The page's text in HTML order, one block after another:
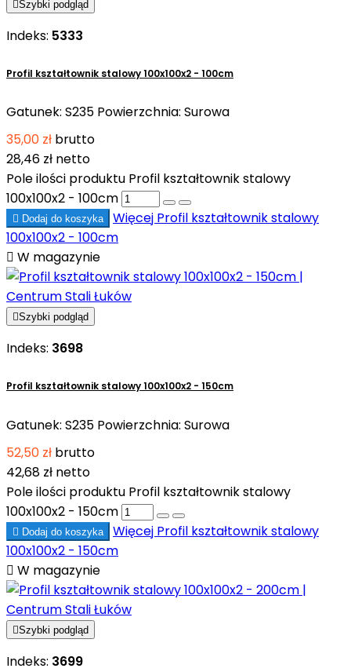
Szybki podgląd
Indeks: 5333
Profil kształtownik stalowy 100x100x2 - 100cm
Gatunek: S235 Powierzchnia: Surowa
35,00 zł brutto
28,46 zł netto
Pole ilości produktu Profil kształtownik stalowy
100x100x2 - 100cm
 Dodaj do koszyka Więcej Profil kształtownik stalowy
100x100x2 - 100cm
 W magazynie
Szybki podgląd
Indeks: 3698
Profil kształtownik stalowy 100x100x2 - 150cm
Gatunek: S235 Powierzchnia: Surowa
52,50 zł brutto
42,68 zł netto
Pole ilości produktu Profil kształtownik stalowy
100x100x2 - 150cm
 Dodaj do koszyka Więcej Profil kształtownik stalowy
100x100x2 - 150cm
 W magazynie
Szybki podgląd
Indeks: 3699